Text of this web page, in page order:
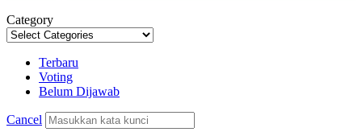
Category
Terbaru
Voting
Belum Dijawab
Cancel